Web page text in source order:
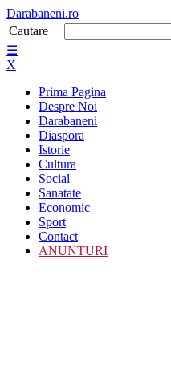
Darabaneni.ro
Cautare
☰
X
Prima Pagina
Despre Noi
Darabaneni
Diaspora
Istorie
Cultura
Social
Sanatate
Economic
Sport
Contact
ANUNTURI